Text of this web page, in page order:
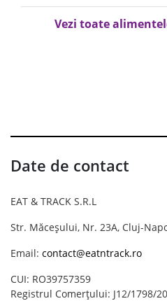
Vezi toate
Date de contact
EAT & TRACK S.R.L
Str. Măceșului, Nr. 23A, Cluj-
Email: contact@eatntrack.ro
CUI: RO39757359
Registrul Comerțului: J12/1798/